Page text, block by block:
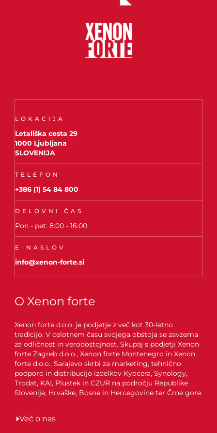
LOKACIJA
Letališka cesta 29
1000 Ljubljana
SLOVENIJA
TELEFON
+386 (1) 54 84 800
DELOVNI ČAS
Pon - pet: 8:00 - 16:00
E-NASLOV
info@xenon-forte.si
O Xenon forte
Xenon forte d.o.o. je podjetje z več kot 30-letno
tradicijo. V celotnem času svojega obstoja se zavzema
za odličnost in verodostojnost. Skupaj s podjetji Xenon
forte Zagreb d.o.o., Xenon forte Montenegro in Xenon
forte d.o.o., Sarajevo skrbi za marketing, tehnično
podporo in distribucijo izdelkov Kyocera, Synology,
Trodat, KAI, Plustek in CZUR na področju Republike
Slovenije, Hrvaške, Bosne in Hercegovine ter Črne gore.
Več o nas